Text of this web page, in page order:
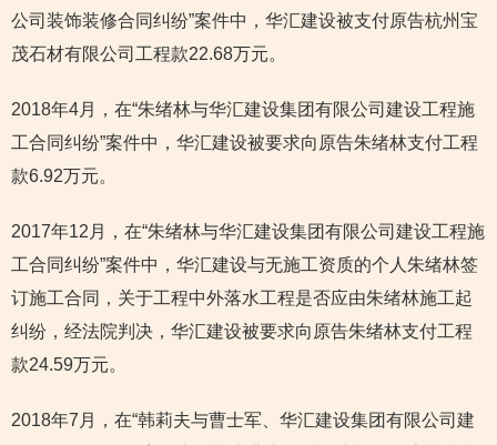
公司装饰装修合同纠纷”案件中，华汇建设被支付原告杭州宝
茂石材有限公司工程款22.68万元。
2018年4月，在“朱绪林与华汇建设集团有限公司建设工程施
工合同纠纷”案件中，华汇建设被要求向原告朱绪林支付工程
款6.92万元。
2017年12月，在“朱绪林与华汇建设集团有限公司建设工程施
工合同纠纷”案件中，华汇建设与无施工资质的个人朱绪林签
订施工合同，关于工程中外落水工程是否应由朱绪林施工起
纠纷，经法院判决，华汇建设被要求向原告朱绪林支付工程
款24.59万元。
2018年7月，在“韩莉夫与曹士军、华汇建设集团有限公司建